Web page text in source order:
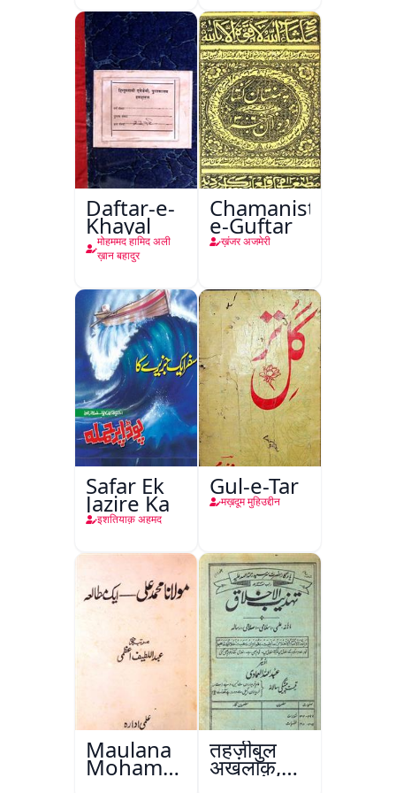
Daftar-e-
Khayal
मोहममद हामिद अली
ख़ान बहादुर
Chamanistan-
e-Guftar
ख़ंजर अजमेरी
Safar Ek
Jazire Ka
इशतियाक़ अहमद
Gul-e-Tar
मख़दूम मुहिउद्दीन
Maulana
Mohammad
Ali Ek
तहज़ीबुल
अख़लाक़,
अमृतसर